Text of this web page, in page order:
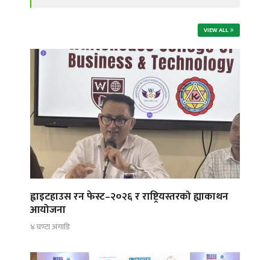
VIEW ALL
ह्वाइटहाउस रन फेस्ट–२०२६ र राष्ट्रियस्तरको ह्याकाथन
आयोजना
४ घण्टा अगाडि